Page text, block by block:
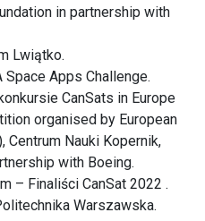
in partnership with
Lwiątko.
Space Apps Challenge.
CanSats in Europe
organised by European
Centrum Nauki Kopernik,
with Boeing.
– Finaliści CanSat 2022 .
Warszawska.